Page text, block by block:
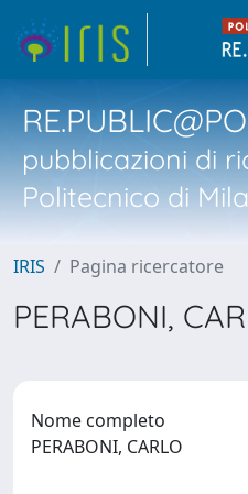
pubblicazioni di
Politecnico di
IRIS Pagina ricercatore
PERABONI,
Nome completo
PERABONI, CARLO